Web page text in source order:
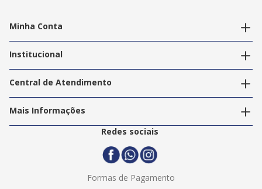
Minha Conta
Editar endereços
Institucional
Nossas Lojas
Trabalhe Conosco
Central de Atendimento
Política de Privacidade
Termos e Condições
Politica de Entrega
Mais Informações
2ª Via Nota Fiscal
Redes sociais
Formas de Pagamento